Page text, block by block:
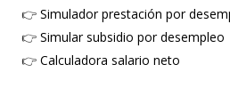
👉 Simulador prestación por
👉 Simular subsidio por desempleo
👉 Calculadora salario neto